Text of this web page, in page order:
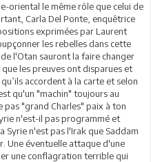
oriental le même rôle que celui de
Carla Del Ponte, enquêtrice
exprimées par Laurent
les rebelles dans cette
l'Otan sauront la faire changer
les preuves ont disparues et
accordent à la carte et selon
qu'un "machin" toujours au
pas "grand Charles" paix à ton
n'est-il pas programmé et
Syrie n'est pas l'Irak que Saddam
Une éventuelle attaque d'une
une conflagration terrible qui